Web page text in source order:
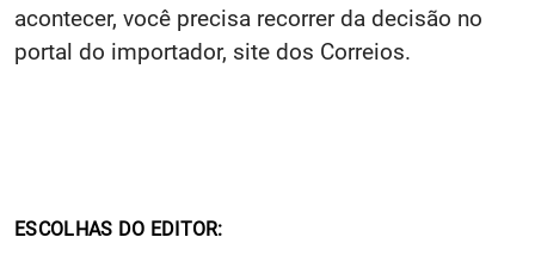
acontecer, você precisa recorrer da decisão no
portal do importador, site dos Correios.
ESCOLHAS DO EDITOR